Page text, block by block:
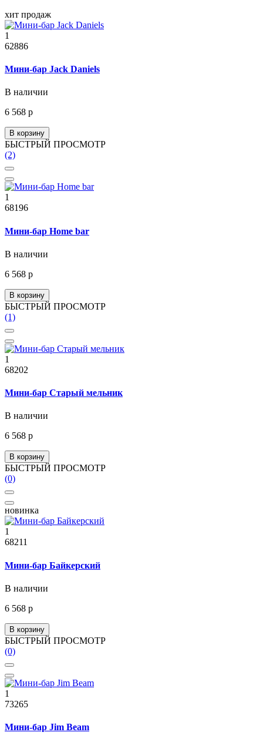
хит продаж
1
62886
Мини-бар Jack Daniels
В наличии
6 568 р
В корзину
БЫСТРЫЙ ПРОСМОТР
(2)
1
68196
Мини-бар Home bar
В наличии
6 568 р
В корзину
БЫСТРЫЙ ПРОСМОТР
(1)
1
68202
Мини-бар Старый мельник
В наличии
6 568 р
В корзину
БЫСТРЫЙ ПРОСМОТР
(0)
новинка
1
68211
Мини-бар Байкерский
В наличии
6 568 р
В корзину
БЫСТРЫЙ ПРОСМОТР
(0)
1
73265
Мини-бар Jim Beam